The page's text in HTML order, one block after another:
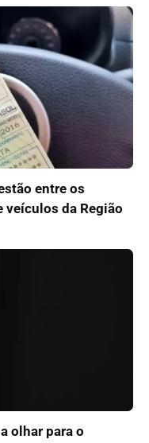
entre os
da Região
olhar para o